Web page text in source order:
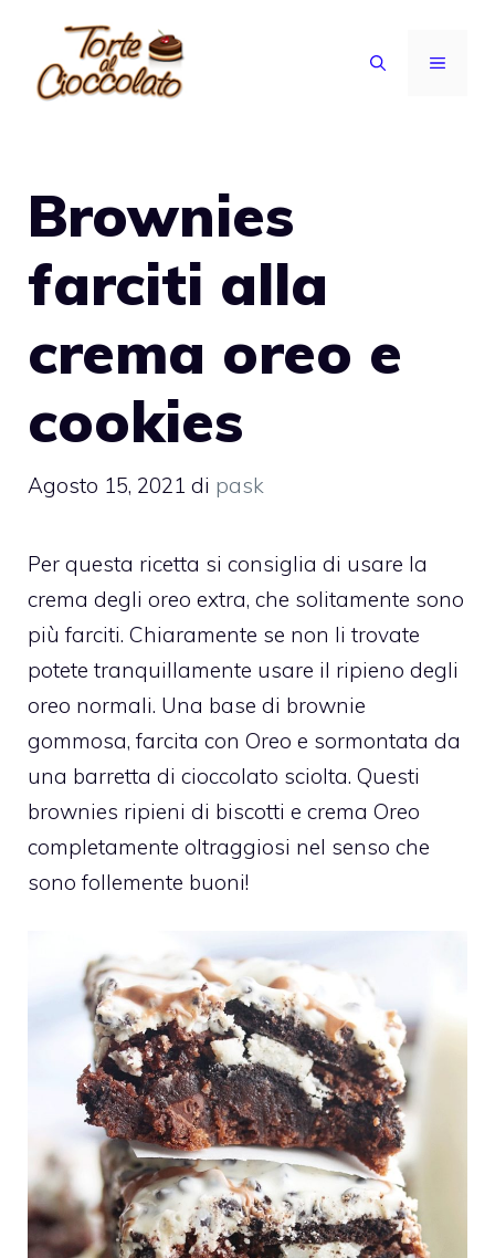
contenuto
MENU
Brownies
farciti alla
crema oreo e
cookies
Agosto 15, 2021 di pask
Per questa ricetta si consiglia di usare la
crema degli oreo extra, che solitamente sono
più farciti. Chiaramente se non li trovate
potete tranquillamente usare il ripieno degli
oreo normali. Una base di brownie
gommosa, farcita con Oreo e sormontata da
una barretta di cioccolato sciolta. Questi
brownies ripieni di biscotti e crema Oreo
completamente oltraggiosi nel senso che
sono follemente buoni!